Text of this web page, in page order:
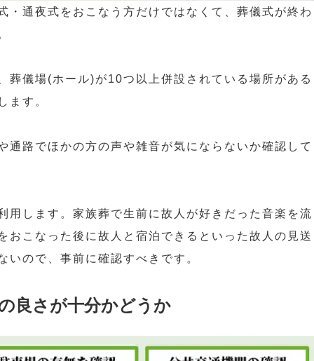
・通夜式をおこなう方だけではなくて、葬儀式が終わ
葬儀場(ホール)が10つ以上併設されている場所がある
ます。
通路でほかの方の声や雑音が気にならないか確認して
用します。家族葬で生前に故人が好きだった音楽を流
おこなった後に故人と宿泊できるといった故人の見送
いので、事前に確認すべきです。
良さが十分かどうか